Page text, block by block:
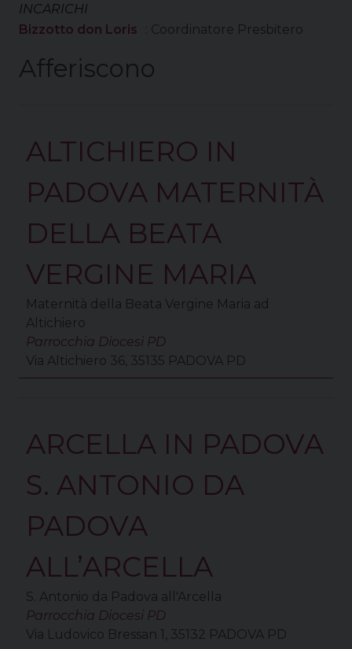
INCARICHI
Bizzotto don Loris
: Coordinatore Presbitero
Afferiscono
ALTICHIERO IN
PADOVA MATERNITÀ
DELLA BEATA
VERGINE MARIA
Maternità della Beata Vergine Maria ad
Altichiero
Parrocchia Diocesi PD
Via Altichiero 36, 35135 PADOVA PD
ARCELLA IN PADOVA
S. ANTONIO DA
PADOVA
ALL’ARCELLA
S. Antonio da Padova all'Arcella
Parrocchia Diocesi PD
Via Ludovico Bressan 1, 35132 PADOVA PD